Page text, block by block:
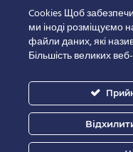
Cookies Щоб
ми іноді розміщуємо
файли даних, які
Більшість великих